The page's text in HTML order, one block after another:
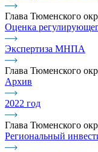
Глава Тюменского
Оценка
Экспертиза МНПА
Глава Тюменского
Архив
2022 год
Глава Тюменского
Региональный